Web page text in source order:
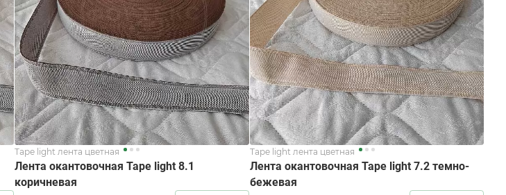
Tape light лента цветная
Лента окантовочная Tape light 8.1
коричневая
Tape light лента цветная
Лента окантовочная Tape light 7.2 темно-
бежевая